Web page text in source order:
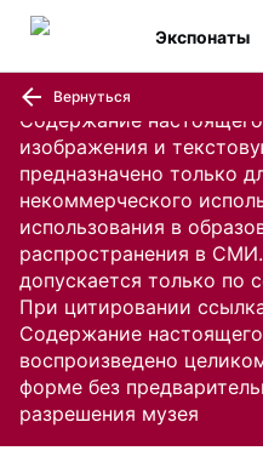
Содержание
изображения и
предназначено только
некоммерческого
использования в
распространения в
допускается только по
При цитировании
Содержание
воспроизведено
форме без
разрешения музея
Экспонаты
Вернуться